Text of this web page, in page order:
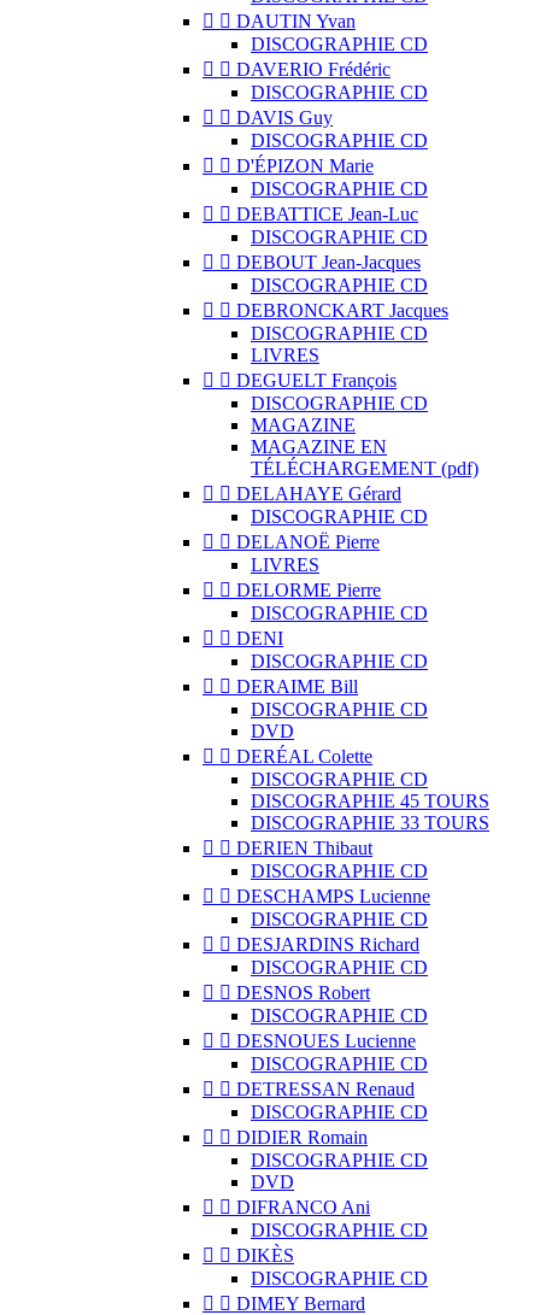
  DAUTIN Yvan
DISCOGRAPHIE CD
  DAVERIO Frédéric
DISCOGRAPHIE CD
  DAVIS Guy
DISCOGRAPHIE CD
  D'ÉPIZON Marie
DISCOGRAPHIE CD
  DEBATTICE Jean-Luc
DISCOGRAPHIE CD
  DEBOUT Jean-Jacques
DISCOGRAPHIE CD
  DEBRONCKART Jacques
DISCOGRAPHIE CD
LIVRES
  DEGUELT François
DISCOGRAPHIE CD
MAGAZINE
MAGAZINE EN
TÉLÉCHARGEMENT (pdf)
  DELAHAYE Gérard
DISCOGRAPHIE CD
  DELANOË Pierre
LIVRES
  DELORME Pierre
DISCOGRAPHIE CD
  DENI
DISCOGRAPHIE CD
  DERAIME Bill
DISCOGRAPHIE CD
DVD
  DERÉAL Colette
DISCOGRAPHIE CD
DISCOGRAPHIE 45 TOURS
DISCOGRAPHIE 33 TOURS
  DERIEN Thibaut
DISCOGRAPHIE CD
  DESCHAMPS Lucienne
DISCOGRAPHIE CD
  DESJARDINS Richard
DISCOGRAPHIE CD
  DESNOS Robert
DISCOGRAPHIE CD
  DESNOUES Lucienne
DISCOGRAPHIE CD
  DETRESSAN Renaud
DISCOGRAPHIE CD
  DIDIER Romain
DISCOGRAPHIE CD
DVD
  DIFRANCO Ani
DISCOGRAPHIE CD
  DIKÈS
DISCOGRAPHIE CD
  DIMEY Bernard